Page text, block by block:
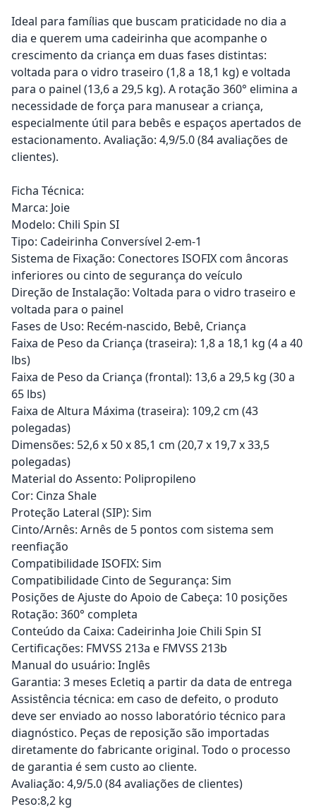
Ideal para famílias que buscam praticidade no dia a
dia e querem uma cadeirinha que acompanhe o
crescimento da criança em duas fases distintas:
voltada para o vidro traseiro (1,8 a 18,1 kg) e voltada
para o painel (13,6 a 29,5 kg). A rotação 360° elimina a
necessidade de força para manusear a criança,
especialmente útil para bebês e espaços apertados de
estacionamento. Avaliação: 4,9/5.0 (84 avaliações de
clientes).
Ficha Técnica:
Marca: Joie
Modelo: Chili Spin SI
Tipo: Cadeirinha Conversível 2-em-1
Sistema de Fixação: Conectores ISOFIX com âncoras
inferiores ou cinto de segurança do veículo
Direção de Instalação: Voltada para o vidro traseiro e
voltada para o painel
Fases de Uso: Recém-nascido, Bebê, Criança
Faixa de Peso da Criança (traseira): 1,8 a 18,1 kg (4 a 40
lbs)
Faixa de Peso da Criança (frontal): 13,6 a 29,5 kg (30 a
65 lbs)
Faixa de Altura Máxima (traseira): 109,2 cm (43
polegadas)
Dimensões: 52,6 x 50 x 85,1 cm (20,7 x 19,7 x 33,5
polegadas)
Material do Assento: Polipropileno
Cor: Cinza Shale
Proteção Lateral (SIP): Sim
Cinto/Arnês: Arnês de 5 pontos com sistema sem
reenfiação
Compatibilidade ISOFIX: Sim
Compatibilidade Cinto de Segurança: Sim
Posições de Ajuste do Apoio de Cabeça: 10 posições
Rotação: 360° completa
Conteúdo da Caixa: Cadeirinha Joie Chili Spin SI
Certificações: FMVSS 213a e FMVSS 213b
Manual do usuário: Inglês
Garantia: 3 meses Ecletiq a partir da data de entrega
Assistência técnica: em caso de defeito, o produto
deve ser enviado ao nosso laboratório técnico para
diagnóstico. Peças de reposição são importadas
diretamente do fabricante original. Todo o processo
de garantia é sem custo ao cliente.
Avaliação: 4,9/5.0 (84 avaliações de clientes)
Peso:8,2 kg